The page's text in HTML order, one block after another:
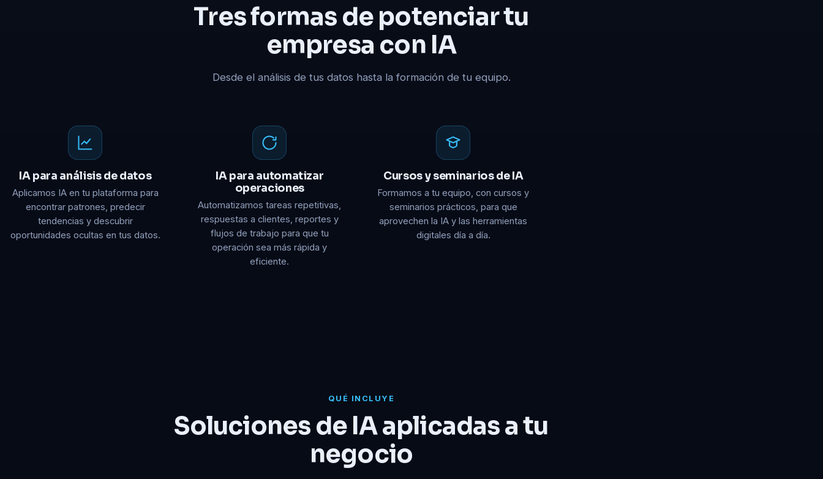
Tres formas de potenciar tu
empresa con IA
Desde el análisis de tus datos hasta la formación de tu equipo.
IA para análisis de datos
Aplicamos IA en tu plataforma para
encontrar patrones, predecir
tendencias y descubrir
oportunidades ocultas en tus datos.
IA para automatizar
operaciones
Automatizamos tareas repetitivas,
respuestas a clientes, reportes y
flujos de trabajo para que tu
operación sea más rápida y
eficiente.
Cursos y seminarios de IA
Formamos a tu equipo, con cursos y
seminarios prácticos, para que
aprovechen la IA y las herramientas
digitales día a día.
QUÉ INCLUYE
Soluciones de IA aplicadas a tu
negocio